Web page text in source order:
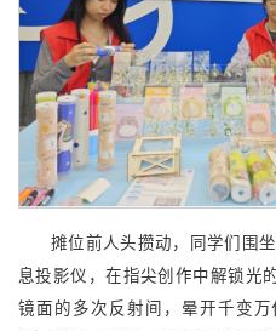
摊位前人头攒动，同学们围
息投影仪，在指尖创作中解锁光
镜面的多次反射间，晕开千变